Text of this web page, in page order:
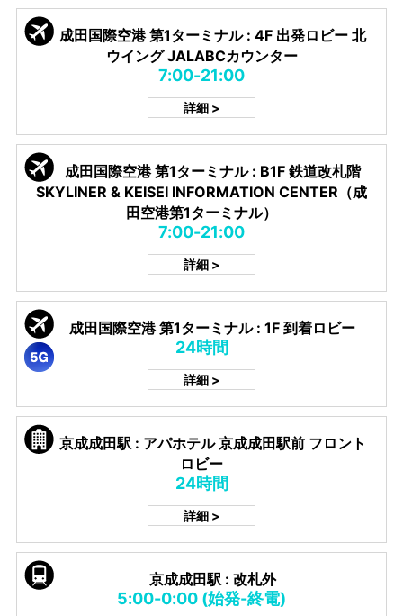
成田国際空港 第1ターミナル : 4F 出発ロビー 北
ウイング JALABCカウンター
7:00-21:00
詳細 >
成田国際空港 第1ターミナル : B1F 鉄道改札階
SKYLINER & KEISEI INFORMATION CENTER（成
田空港第1ターミナル）
7:00-21:00
詳細 >
成田国際空港 第1ターミナル : 1F 到着ロビー
24時間
詳細 >
京成成田駅 : アパホテル 京成成田駅前 フロント
ロビー
24時間
詳細 >
京成成田駅 : 改札外
5:00-0:00 (始発-終電)